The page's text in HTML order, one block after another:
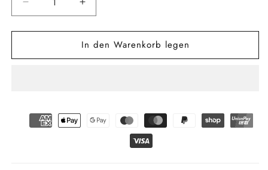
Verringere
die
Menge
Bio
Erhöhe
die
Menge
für
Bio
In den Warenkorb legen